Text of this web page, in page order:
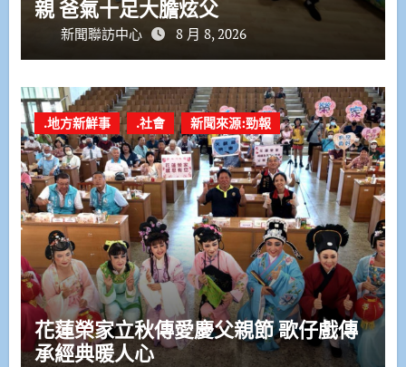
親 爸氣十足大膽炫父
新聞聯訪中心 8 月 8, 2026
.地方新鮮事 .社會 新聞來源:勁報
花蓮榮家立秋傳愛慶父親節 歌仔戲傳
承經典暖人心